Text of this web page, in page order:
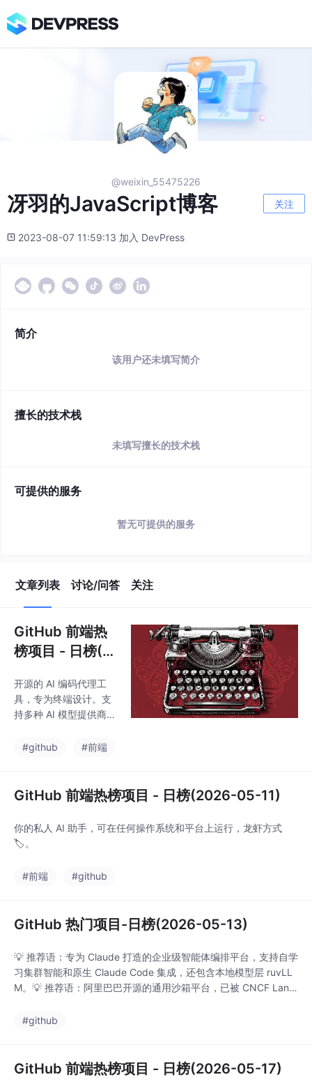
@weixin_55475226
冴羽的JavaScript博客 关注
2023-08-07 11:59:13 加入 DevPress
简介
该用户还未填写简介
擅长的技术栈
未填写擅长的技术栈
可提供的服务
暂无可提供的服务
文章列表 讨论/问答 关注
GitHub 前端热
榜项目 - 日榜(2
开源的 AI 编码代理工
具，专为终端设计。支
持多种 AI 模型提供商
mini 等），提供桌面应
智能代理。💡。
#github #前端
GitHub 前端热榜项目 - 日榜(2026-05-11)
你的私人 AI 助手，可在任何操作系统和平台上运行，龙虾方式
🏷️。
#前端 #github
GitHub 热门项目-日榜(2026-05-13)
💡 推荐语：专为 Claude 打造的企业级智能体编排平台，支持自学
习集群智能和原生 Claude Code 集成，还包含本地模型层 ruvLL
M。💡 推荐语：阿里巴巴开源的通用沙箱平台，已被 CNCF Land
境。💡 推荐语：开发者必备的 macOS 菜单栏工具，实时监控 AI
#github
GitHub 前端热榜项目 - 日榜(2026-05-17)